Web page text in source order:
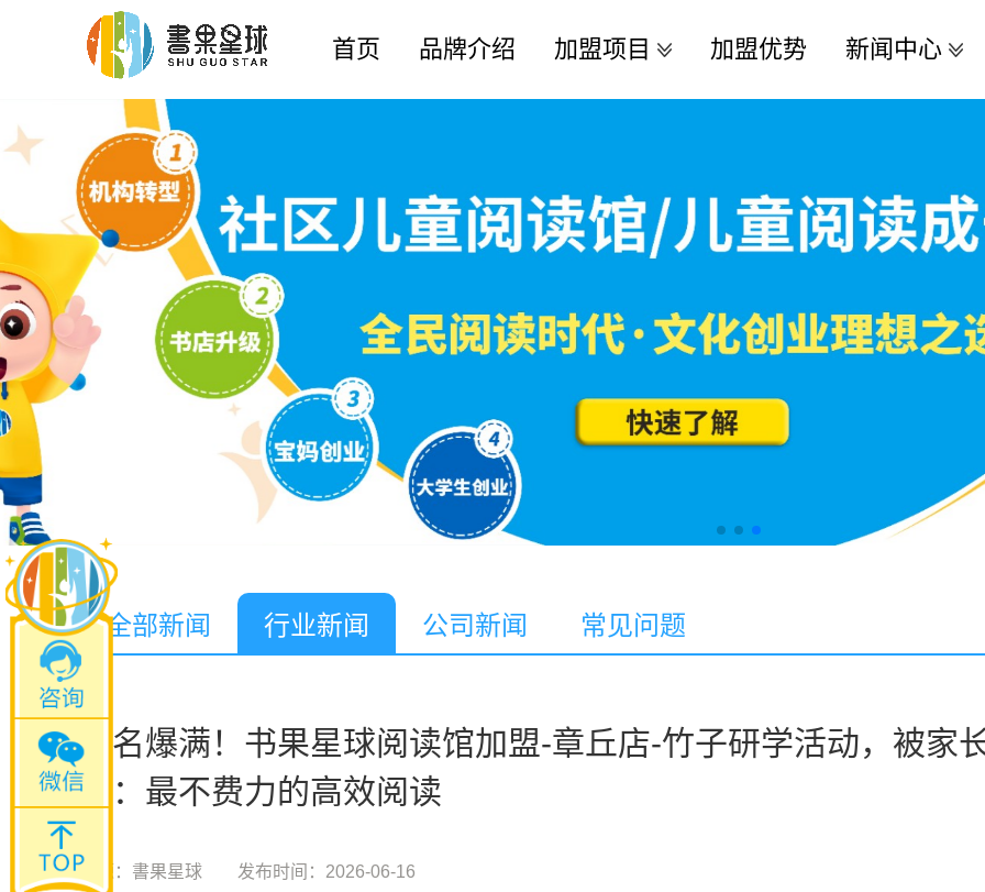
首页 品牌介绍 加盟项目 加盟优势 新闻中心
全部新闻 行业新闻 公司新闻 常见问题
报名爆满！书果星球阅读馆加盟-章丘店-竹子研学活动，被家
赞：最不费力的高效阅读
来源：書果星球 发布时间：2026-06-16